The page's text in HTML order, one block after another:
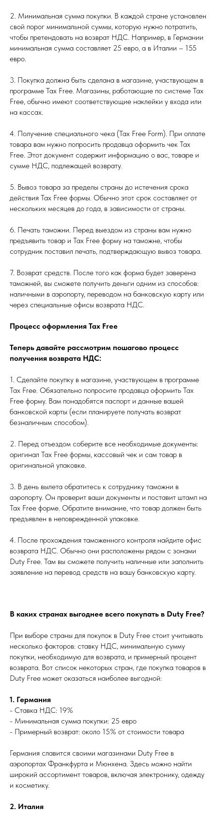
2. Минимальная сумма покупки. В каждой стране установлен
свой порог минимальной суммы, которую нужно потратить,
чтобы претендовать на возврат НДС. Например, в Германии
минимальная сумма составляет 25 евро, а в Италии – 155
евро.
3. Покупка должна быть сделана в магазине, участвующем в
программе Tax Free. Магазины, работающие по системе Tax
Free, обычно имеют соответствующие наклейки у входа или
на кассах.
4. Получение специального чека (Tax Free Form). При оплате
товара вам нужно попросить продавца оформить чек Tax
Free. Этот документ содержит информацию о вас, товаре и
сумме НДС, подлежащей возврату.
5. Вывоз товара за пределы страны до истечения срока
действия Tax Free формы. Обычно этот срок составляет от
нескольких месяцев до года, в зависимости от страны.
6. Печать таможни. Перед выездом из страны вам нужно
предъявить товар и Tax Free форму на таможне, чтобы
сотрудник поставил печать, подтверждающую вывоз товара.
7. Возврат средств. После того как форма будет заверена
таможней, вы сможете получить деньги одним из способов:
наличными в аэропорту, переводом на банковскую карту или
через специальные офисы возврата НДС.
Процесс оформления Tax Free
Теперь давайте рассмотрим пошагово процесс
получения возврата НДС:
1. Сделайте покупку в магазине, участвующем в программе
Tax Free. Обязательно попросите продавца оформить Tax
Free форму. Вам понадобятся паспорт и данные вашей
банковской карты (если планируете получать возврат
безналичным способом).
2. Перед отъездом соберите все необходимые документы:
оригинал Tax Free формы, кассовый чек и сам товар в
оригинальной упаковке.
3. В день вылета обратитесь к сотруднику таможни в
аэропорту. Он проверит ваши документы и поставит штамп на
Tax Free форме. Обратите внимание, что товар должен быть
предъявлен в неповрежденной упаковке.
4. После прохождения таможенного контроля найдите офис
возврата НДС. Обычно они расположены рядом с зонами
Duty Free. Там вы сможете получить наличные или заполнить
заявление на перевод средств на вашу банковскую карту.
В каких странах выгоднее всего покупать в Duty Free?
При выборе страны для покупок в Duty Free стоит учитывать
несколько факторов: ставку НДС, минимальную сумму
покупки, необходимую для возврата, и примерный процент
возврата. Вот список некоторых стран, где покупка товаров в
Duty Free может оказаться наиболее выгодной:
1. Германия
- Ставка НДС: 19%
- Минимальная сумма покупки: 25 евро
- Примерный возврат: около 15% от стоимости товара
Германия славится своими магазинами Duty Free в
аэропортах Франкфурта и Мюнхена. Здесь можно найти
широкий ассортимент товаров, включая электронику, одежду
и косметику.
2. Италия